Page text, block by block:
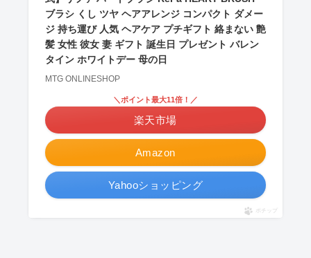
ブラシ くし ツヤ ヘアアレンジ コンパクト ダメー
ジ 持ち運び 人気 ヘアケア プチギフト 絡まない 艶
髪 女性 彼女 妻 ギフト 誕生日 プレゼント バレン
タイン ホワイトデー 母の日
MTG ONLINESHOP
Amazon
＼ポイント最大11倍！／
楽天市場
Yahooショッピング
ポチップ